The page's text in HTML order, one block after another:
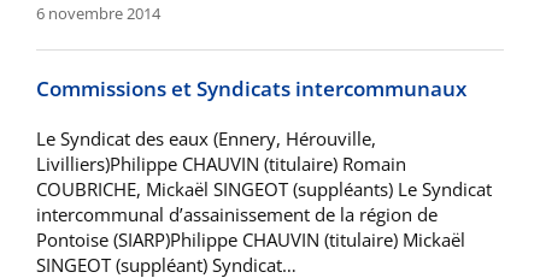
6 novembre 2014
Commissions et Syndicats intercommunaux
Le Syndicat des eaux (Ennery, Hérouville,
Livilliers)Philippe CHAUVIN (titulaire) Romain
COUBRICHE, Mickaël SINGEOT (suppléants) Le Syndicat
intercommunal d’assainissement de la région de
Pontoise (SIARP)Philippe CHAUVIN (titulaire) Mickaël
SINGEOT (suppléant) Syndicat…